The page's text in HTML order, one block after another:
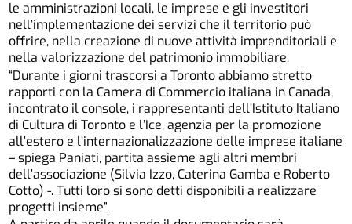
le amministrazioni locali, le imprese e gli investitori
nell’implementazione dei servizi che il territorio può
offrire, nella creazione di nuove attività imprenditoriali e
nella valorizzazione del patrimonio immobiliare.
“Durante i giorni trascorsi a Toronto abbiamo stretto
rapporti con la Camera di Commercio italiana in Canada,
incontrato il console, i rappresentanti dell’Istituto Italiano
di Cultura di Toronto e l’Ice, agenzia per la promozione
all’estero e l’internazionalizzazione delle imprese italiane
– spiega Paniati, partita assieme agli altri membri
dell’associazione (Silvia Izzo, Caterina Gamba e Roberto
Cotto) -. Tutti loro si sono detti disponibili a realizzare
progetti insieme”.